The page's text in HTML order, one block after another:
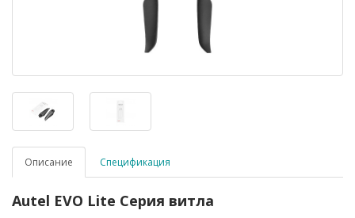
Описание Спецификация
Autel EVO Lite Серия витла